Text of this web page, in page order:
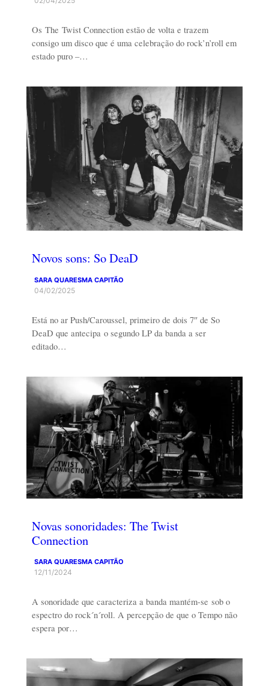
Os The Twist Connection estão de volta e trazem
consigo um disco que é uma celebração do rock’n’roll em
estado puro –…
Novos sons: So DeaD
SARA QUARESMA CAPITÃO
04/02/2025
Está no ar Push/Caroussel, primeiro de dois 7″ de So
DeaD que antecipa o segundo LP da banda a ser
editado…
Novas sonoridades: The Twist
Connection
SARA QUARESMA CAPITÃO
12/11/2024
A sonoridade que caracteriza a banda mantém-se sob o
espectro do rock´n´roll. A percepção de que o Tempo não
espera por…